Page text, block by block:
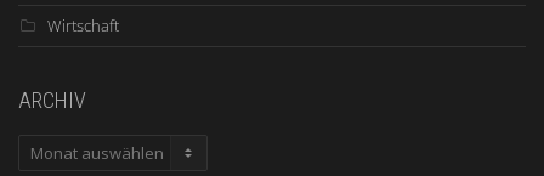
Wirtschaft
ARCHIV
ARCHIV